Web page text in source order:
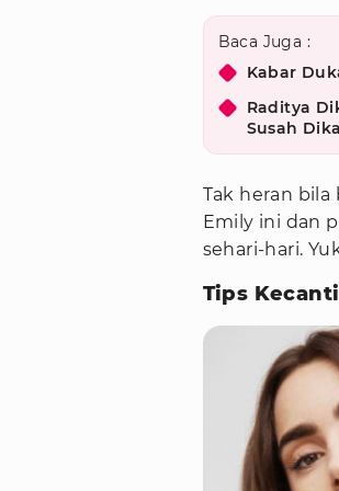
Baca Juga :
Kabar
Raditya
Susah
Tak heran
Emily ini dan
sehari-hari.
Tips